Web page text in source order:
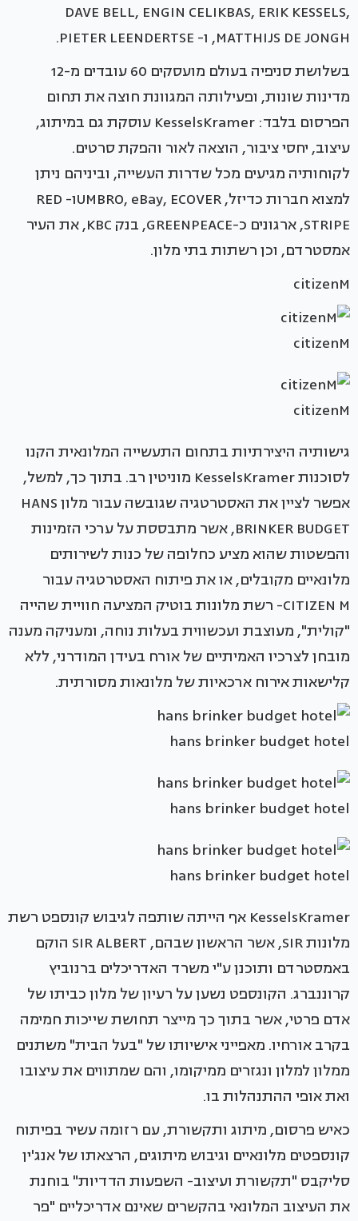
DAVE BELL, ENGIN CELIKBAS, ERIK KESSELS,
MATTHIJS DE JONGH, ו- PIETER LEENDERTSE.
בשלושת סניפיה בעולם מועסקים 60 עובדים מ-12
מדינות שונות, ופעילותה המגוונת חוצה את תחום
הפרסום בלבד: KesselsKramer עוסקת גם במיתוג,
עיצוב, יחסי ציבור, הוצאה לאור והפקת סרטים.
לקוחותיה מגיעים מכל שדרות העשייה, וביניהם ניתן
למצוא חברות כדיזל, UMBRO, eBay, ECOVERו- RED
STRIPE, ארגונים כ-GREENPEACE, בנק KBC, את העיר
אמסטרדם, וכן רשתות בתי מלון.
citizenM
citizenM
citizenM
גישותיה היצירתיות בתחום התעשייה המלונאית הקנו
לסוכנות KesselsKramer מוניטין רב. בתוך כך, למשל,
אפשר לציין את האסטרטגיה שגובשה עבור מלון HANS
BRINKER BUDGET, אשר מתבססת על ערכי הזמינות
והפשטות שהוא מציע כחלופה של כנות לשירותים
מלונאיים מקובלים, או את פיתוח האסטרטגיה עבור
CITIZEN M- רשת מלונות בוטיק המציעה חוויית שהייה
"קולית", מעוצבת ועכשווית בעלות נוחה, ומעניקה מענה
מובחן לצרכיו האמיתיים של אורח בעידן המודרני, ללא
קלישאות אירוח ארכאיות של מלונאות מסורתית.
hans brinker budget hotel
hans brinker budget hotel
hans brinker budget hotel
KesselsKramer אף הייתה שותפה לגיבוש קונספט רשת
מלונות SIR, אשר הראשון שבהם, SIR ALBERT הוקם
באמסטרדם ותוכנן ע"י משרד האדריכלים ברנוביץ
קרוננברג. הקונספט נשען על רעיון של מלון כביתו של
אדם פרטי, אשר בתוך כך מייצר תחושת שייכות חמימה
בקרב אורחיו. מאפייני אישיותו של "בעל הבית" משתנים
ממלון למלון ונגזרים ממיקומו, והם שמתווים את עיצובו
ואת אופי ההתנהלות בו.
כאיש פרסום, מיתוג ותקשורת, עם רזומה עשיר בפיתוח
קונספטים מלונאיים וגיבוש מיתוגים, הרצאתו של אנג'ין
סליקבס "תקשורת ועיצוב- השפעות הדדיות" בוחנת
את העיצוב המלונאי בהקשרים שאינם אדריכליים "פר